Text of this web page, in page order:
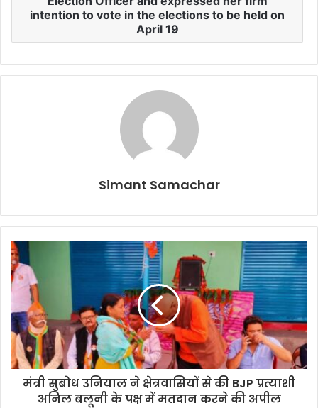
intention to vote in the elections to be held on
April 19
Simant Samachar
मंत्री सुबोध उनियाल ने क्षेत्रवासियों से की BJP प्रत्याशी
अनिल बलूनी के पक्ष में मतदान करने की अपील